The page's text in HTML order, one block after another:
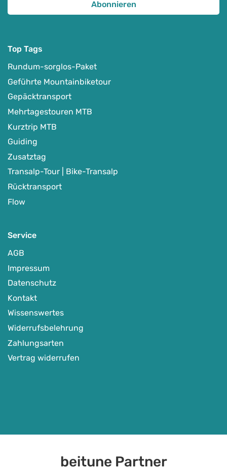
Schneeschuhwanderung in den Vogesen
Auf Karte anzeigen
Schneeschuhtouren
Top Tags
Rundum-sorglos-Paket
Geführte Mountainbiketour
Gepäcktransport
Mehrtagestouren MTB
Kurztrip MTB
Guiding
Zusatztag
Transalp-Tour | Bike-Transalp
Rücktransport
Flow
Service
AGB
Impressum
Datenschutz
Kontakt
Wissenswertes
Widerrufsbelehrung
Zahlungsarten
Vertrag widerrufen
beitune Partner